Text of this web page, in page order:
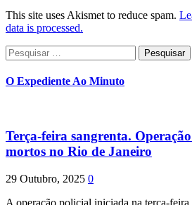
This site uses Akismet to reduce spam.
data is processed.
Pesquisar
por:
O Expediente Ao Minuto
Terça-feira sangrenta.
mortos no Rio de Janeiro
29 Outubro, 2025 0
A operação policial iniciada na terça-